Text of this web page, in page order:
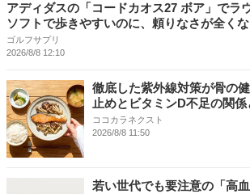
アディダスの「コードカオス27 ボア」でラ
ソフトで歩きやすいのに、頼りなさが全くな
ゴルフサプリ
2026/8/8 12:10
徹底した紫外線対策が骨の
止めとビタミンD不足の関係
ココカラネクスト
2026/8/8 11:50
若い世代でも要注意の「高血